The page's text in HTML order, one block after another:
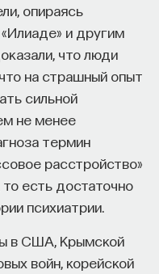
опираясь
и другим
что люди
на страшный опыт
сильной
не менее
термин
расстройство»
то есть достаточно
психиатрии.
в США, Крымской
войн, корейской